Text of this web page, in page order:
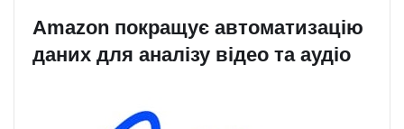
Amazon покращує автоматизацію
даних для аналізу відео та аудіо